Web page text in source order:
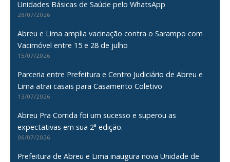
Unidades Básicas de Saúde pelo WhatsApp
28/07/2026
Abreu e Lima amplia vacinação contra o Sarampo com
Vacimóvel entre 15 e 28 de julho
15/07/2026
Parceria entre Prefeitura e Centro Judiciário de Abreu e
Lima atrai casais para Casamento Coletivo
13/07/2026
Abreu Pra Corrida foi um sucesso e superou as
expectativas em sua 2ª edição.
06/07/2026
Prefeitura de Abreu e Lima inaugura nova Unidade de